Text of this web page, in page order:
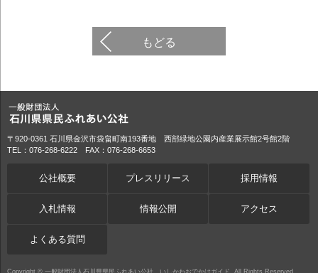
もどる
〒920-0361 石川県金沢市袋畠町南193番地 西部緑地公園内産業展示館2号館2階
TEL：076-268-6222 FAX：076-268-6653
公社概要 プレスリリース 採用情報
入札情報 情報公開 アクセス
よくある質問
Copyright © 一般財団法人石川県県民ふれあい公社 いしかわおでかけガイド All Rights Reserved.